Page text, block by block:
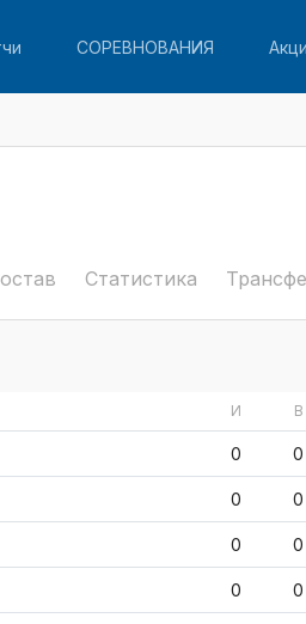
СОРЕВНОВАНИЯ
Статистика
И В
0 0
0 0
0 0
0 0